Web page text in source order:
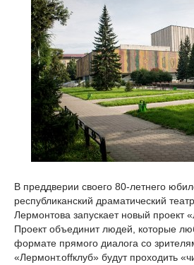
В преддверии своего 80-летнего
республиканский драматический
Лермонтова запускает новый проект
Проект объединит людей, которые
формате прямого диалога со
«Лермонт.offклуб» будут проходить